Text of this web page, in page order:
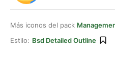
Más iconos del pack
Estilo: Bsd Detailed Outline